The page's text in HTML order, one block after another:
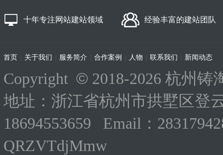
十年专注网站建站领域 经验丰富的建站团队
首页 关于我们 服务简介 合作案例 人物 联系我们 新闻动态
Copyright © 2018-2026 杭州铸
地址：浙江省杭州市拱墅区登
18694553659 Email：
QRZVTdjMmw